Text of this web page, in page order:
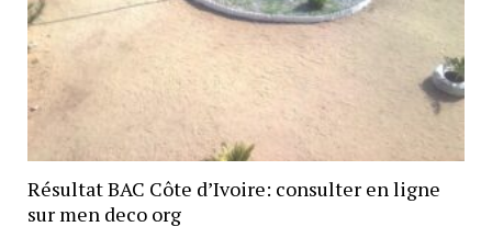
Résultat BAC Côte d’Ivoire: consulter en ligne
sur men deco org